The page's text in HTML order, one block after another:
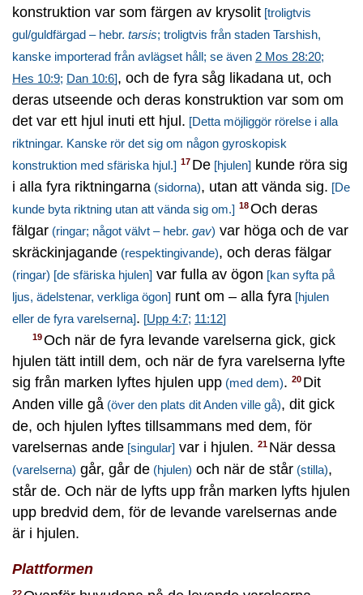
konstruktion var som färgen av krysolit [troligtvis
gul/guldfärgad – hebr. tarsis; troligtvis från staden Tarshish,
kanske importerad från avlägset håll; se även 2 Mos 28:20;
Hes 10:9; Dan 10:6], och de fyra såg likadana ut, och
deras utseende och deras konstruktion var som om
det var ett hjul inuti ett hjul. [Detta möjliggör rörelse i alla
riktningar. Kanske rör det sig om någon gyroskopisk
konstruktion med sfäriska hjul.] 17 De [hjulen] kunde röra sig
i alla fyra riktningarna (sidorna), utan att vända sig. [De
kunde byta riktning utan att vända sig om.] 18Och deras
fälgar (ringar; något välvt – hebr. gav) var höga och de var
skräckinjagande (respektingivande), och deras fälgar
(ringar) [de sfäriska hjulen] var fulla av ögon [kan syfta på
ljus, ädelstenar, verkliga ögon] runt om – alla fyra [hjulen
eller de fyra varelserna]. [Upp 4:7; 11:12]
19Och när de fyra levande varelserna gick, gick
hjulen tätt intill dem, och när de fyra varelserna lyfte
sig från marken lyftes hjulen upp (med dem). 20 Dit
Anden ville gå (över den plats dit Anden ville gå), dit gick
de, och hjulen lyftes tillsammans med dem, för
varelsernas ande [singular] var i hjulen. 21 När dessa
(varelserna) går, går de (hjulen) och när de står (stilla),
står de. Och när de lyfts upp från marken lyfts hjulen
upp bredvid dem, för de levande varelsernas ande
är i hjulen.
Plattformen